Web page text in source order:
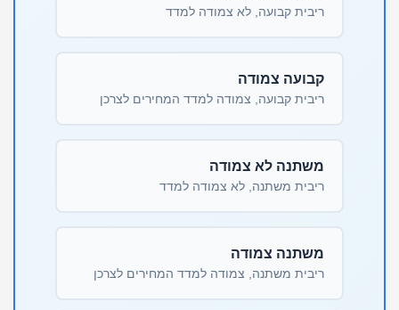
ריבית קבועה, לא צמודה למדד
קבועה צמודה
ריבית קבועה, צמודה למדד המחירים לצרכן
משתנה לא צמודה
ריבית משתנה, לא צמודה למדד
משתנה צמודה
ריבית משתנה, צמודה למדד המחירים לצרכן